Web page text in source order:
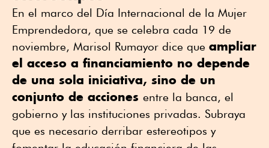
En el marco del Día Internacional de la Mujer
Emprendedora, que se celebra cada 19 de
noviembre, Marisol Rumayor dice que ampliar
el acceso a financiamiento no depende
de una sola iniciativa, sino de un
conjunto de acciones entre la banca, el
gobierno y las instituciones privadas. Subraya
que es necesario derribar estereotipos y